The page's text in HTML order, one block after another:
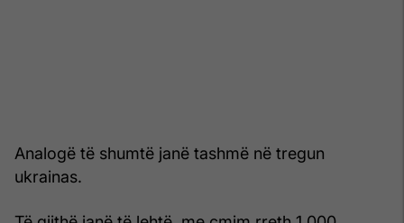
Analogë të shumtë janë tashmë në tregun
ukrainas.